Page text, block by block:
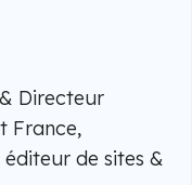
Directeur
France,
de sites &